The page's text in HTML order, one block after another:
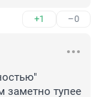
+1 –0
заметно тупее